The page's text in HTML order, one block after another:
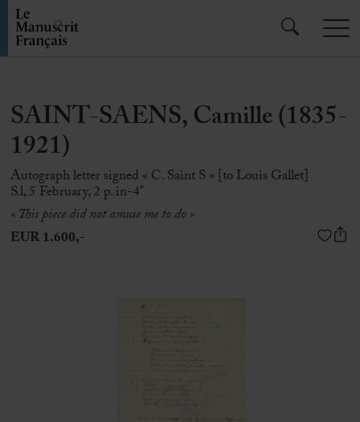
SAINT-SAENS, Camille (1835-
1921)
Autograph letter signed « C. Saint S » [to Louis Gallet]
S.l, 5 February, 2 p. in-4°
« This piece did not amuse me to do »
EUR 1.600,-